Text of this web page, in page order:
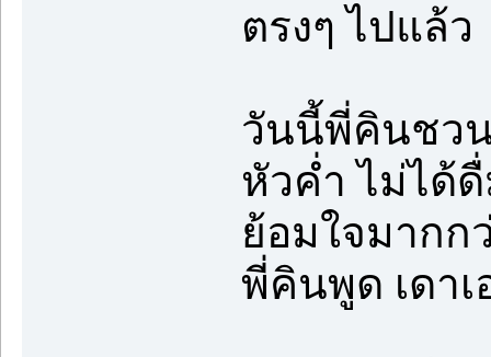
ตรงๆ ไปแล้ว
วันนี้พี่คินชว
หัวค่ำ ไม่ได้
ย้อมใจมากก
พี่คินพูด เดา